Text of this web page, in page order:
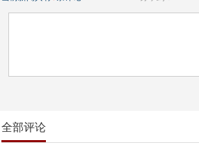
全部评论